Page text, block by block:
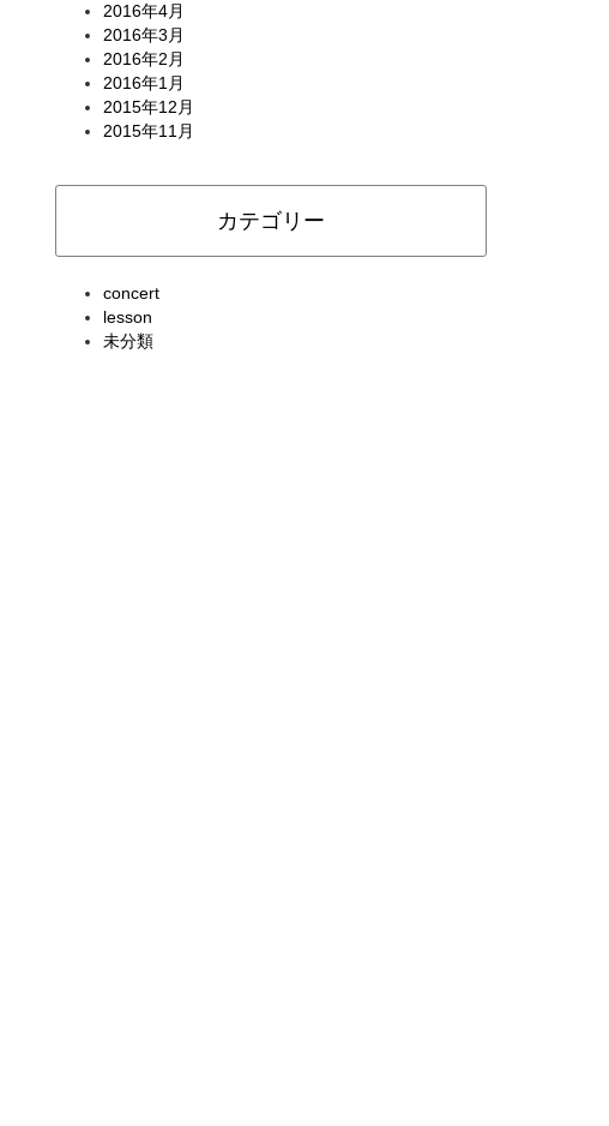
2016年4月
2016年3月
2016年2月
2016年1月
2015年12月
2015年11月
カテゴリー
concert
lesson
未分類